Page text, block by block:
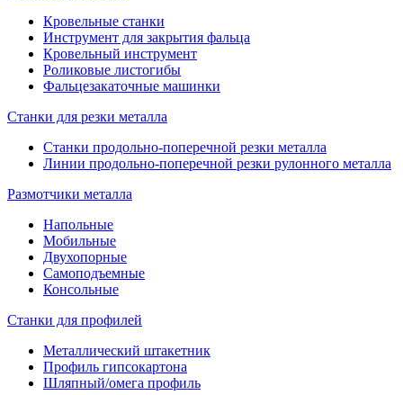
Кровельные станки
Инструмент для закрытия фальца
Кровельный инструмент
Роликовые листогибы
Фальцезакаточные машинки
Станки для резки металла
Станки продольно-поперечной резки металла
Линии продольно-поперечной резки рулонного металла
Размотчики металла
Напольные
Мобильные
Двухопорные
Самоподъемные
Консольные
Станки для профилей
Металлический штакетник
Профиль гипсокартона
Шляпный/омега профиль